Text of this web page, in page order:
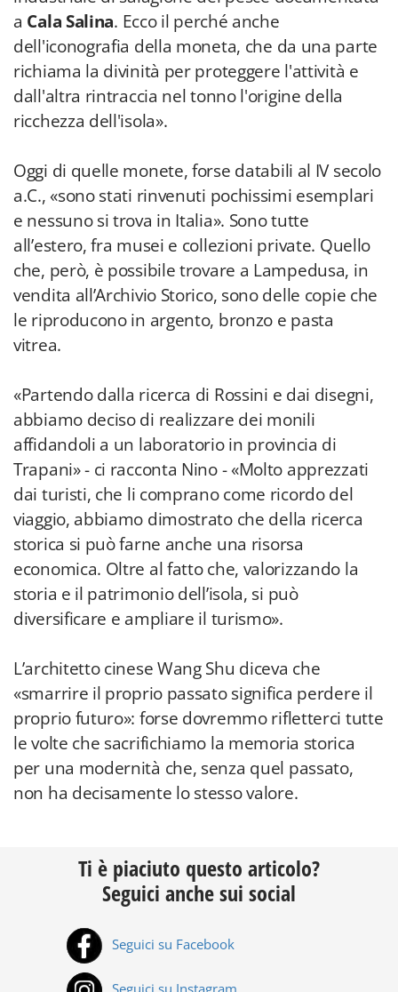
a Cala Salina. Ecco il perché anche
dell'iconografia della moneta, che da una parte
richiama la divinità per proteggere l'attività e
dall'altra rintraccia nel tonno l'origine della
ricchezza dell'isola».
Oggi di quelle monete, forse databili al IV secolo
a.C., «sono stati rinvenuti pochissimi esemplari
e nessuno si trova in Italia». Sono tutte
all’estero, fra musei e collezioni private. Quello
che, però, è possibile trovare a Lampedusa, in
vendita all’Archivio Storico, sono delle copie che
le riproducono in argento, bronzo e pasta
vitrea.
«Partendo dalla ricerca di Rossini e dai disegni,
abbiamo deciso di realizzare dei monili
affidandoli a un laboratorio in provincia di
Trapani» - ci racconta Nino - «Molto apprezzati
dai turisti, che li comprano come ricordo del
viaggio, abbiamo dimostrato che della ricerca
storica si può farne anche una risorsa
economica. Oltre al fatto che, valorizzando la
storia e il patrimonio dell’isola, si può
diversificare e ampliare il turismo».
L’architetto cinese Wang Shu diceva che
«smarrire il proprio passato significa perdere il
proprio futuro»: forse dovremmo rifletterci tutte
le volte che sacrifichiamo la memoria storica
per una modernità che, senza quel passato,
non ha decisamente lo stesso valore.
Ti è piaciuto questo articolo?
Seguici anche sui social
Seguici su Facebook